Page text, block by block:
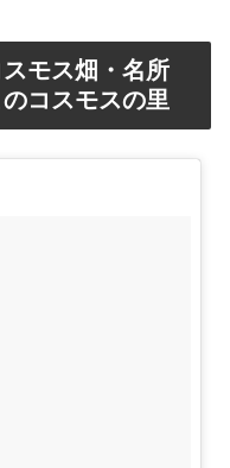
モス畑・名所
コスモスの里